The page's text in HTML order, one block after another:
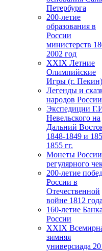
Петербурга
200-летие
образования в
России
министерств
2002 год
XXIX Летние
Олимпийские
Игры (г. Пекин)
Легенды и
народов России
Экспедиции
Невельского на
Дальний
1848-1849 и
1855 гг.
Монеты России
регулярного
200-летие
России в
Отечественной
войне 1812 года
160-летие Банка
России
ХХIХ
зимняя
универсиада